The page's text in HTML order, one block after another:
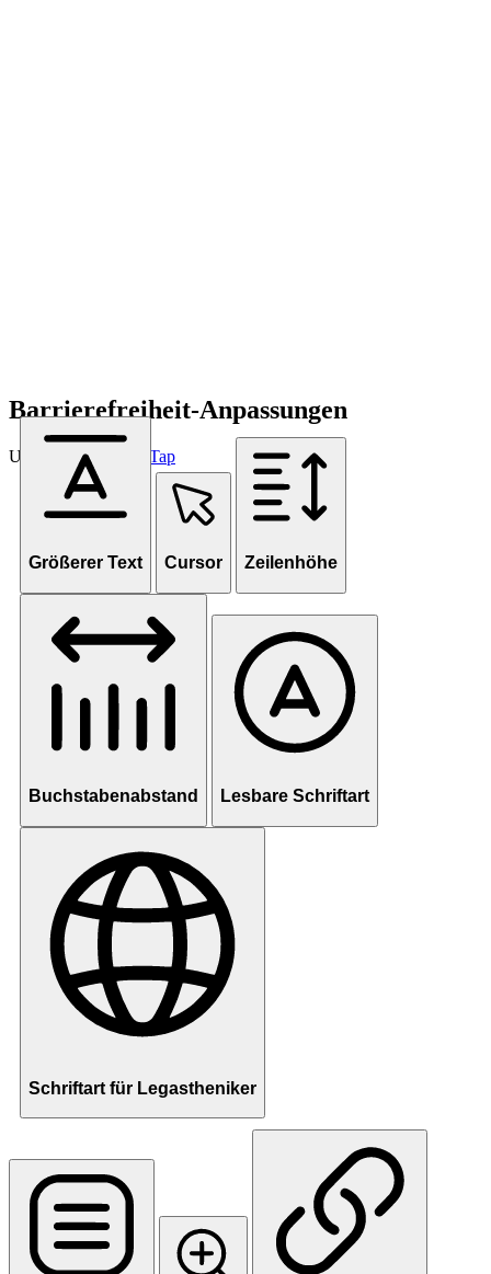
Barrierefreiheit-Anpassungen
Unterstützt von OneTap
Größerer Text Cursor Zeilenhöhe
Buchstabenabstand Lesbare Schriftart
Schriftart für Legastheniker